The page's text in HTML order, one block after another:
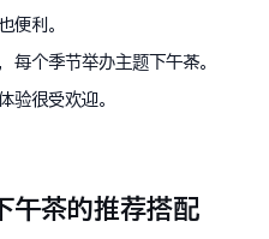
便利。
每个季节举办主题下午茶。
验很受欢迎。
午茶的推荐搭配